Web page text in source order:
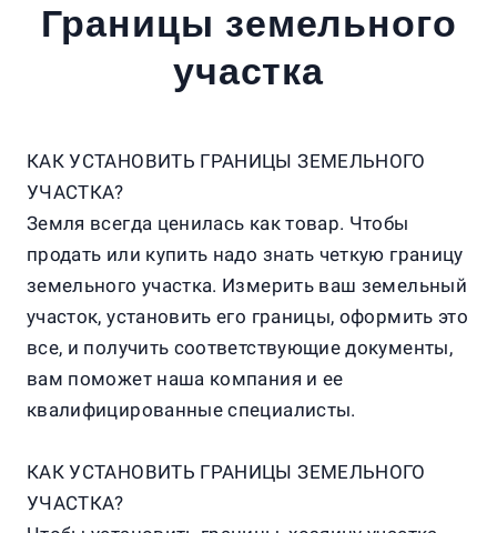
Границы земельного
участка
КАК УСТАНОВИТЬ ГРАНИЦЫ ЗЕМЕЛЬНОГО
УЧАСТКА?
Земля всегда ценилась как товар. Чтобы
продать или купить надо знать четкую границу
земельного участка. Измерить ваш земельный
участок, установить его границы, оформить это
все, и получить соответствующие документы,
вам поможет наша компания и ее
квалифицированные специалисты.
КАК УСТАНОВИТЬ ГРАНИЦЫ ЗЕМЕЛЬНОГО
УЧАСТКА?